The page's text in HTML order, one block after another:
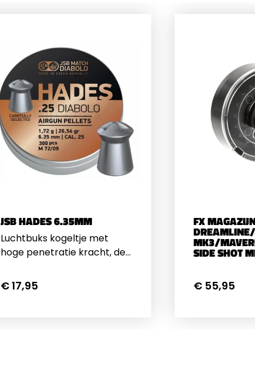
kijker.&nbsp;Geschikt voor
kijkers tot 56mm (50mm
met Front AO)Voor
Buisdiameter 30mmHOP40C
kijkers tot
Met Front
JSB HADES 6.35MM
Luchtbuks kogeltje met
hoge penetratie kracht, de
kogeltje vouwen open bij
impact. Gewicht per
€ 17,95
FX
MK3/
SIDE SHOT
€ 55,95